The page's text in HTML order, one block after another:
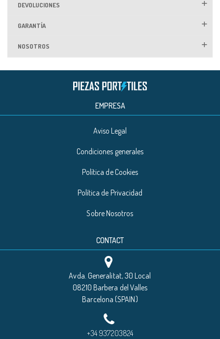
DEVOLUCIONES
GARANTÍA
NOSOTROS
EMPRESA
Aviso Legal
Condiciones generales
Política de Cookies
Política de Privacidad
Sobre Nosotros
CONTACT
Avda. Generalitat, 30 Local
08210 Barbera del Valles
Barcelona (SPAIN)
+34 937203824